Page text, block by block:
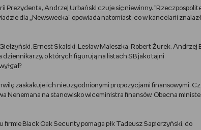
Prezydenta, Andrzej Urbański czuje się niewinny.
dla „Newsweeka” opowiada natomiast, co w kancelarii
Ernest Skalski, Lesław Maleszka, Robert Żurek, Andrzej
dziennikarzy, o których figurują na listach SB jako tajni
zaskakuje ich nieuzgodnionymi propozycjami finansowymi.
Nenemana na stanowisko wiceministra finansów. Obecna
Black Oak Security pomaga płk Tadeusz Sapierzyński, do